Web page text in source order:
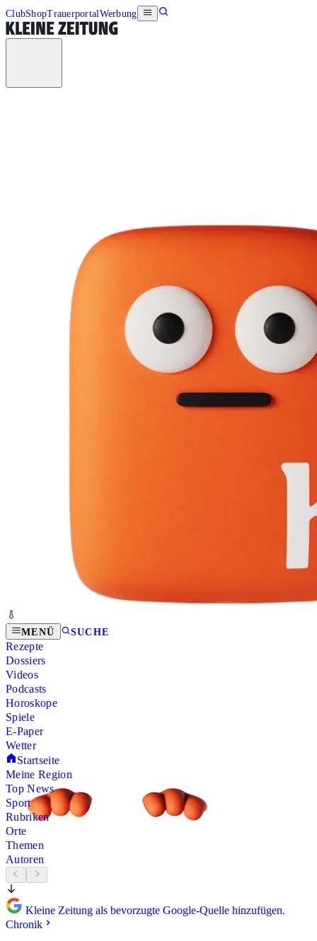
ClubShopTrauerportalWerbung
MENÜ SUCHE
Rezepte
Dossiers
Videos
Podcasts
Horoskope
Spiele
E-Paper
Wetter
Startseite
Meine Region
Top News
Sport
Rubriken
Orte
Themen
Autoren
Kleine Zeitung als bevorzugte Google-Quelle hinzufügen.
Chronik